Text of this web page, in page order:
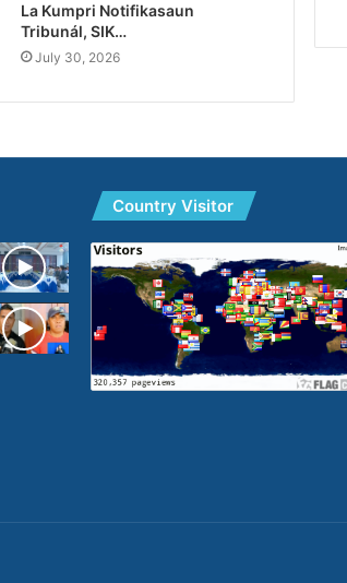
La Kumpri Notifikasaun
Tribunál, SIK…
July 30, 2026
Country Visitor